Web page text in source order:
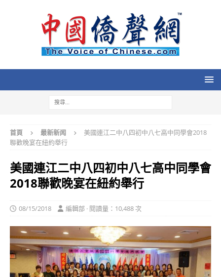
首頁 最新新闻
美國連江二中八四初中八七高中同學會2018
聯歡晚宴在紐約舉行
美國連江二中八四初中八七高中同學會
2018聯歡晚宴在紐約舉行
08/15/2018 編輯部 · 閱讀量：10,488 次